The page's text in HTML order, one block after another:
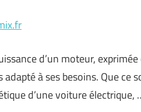
d’un moteur,
adapté à ses besoins. Que
d’une voiture électrique,